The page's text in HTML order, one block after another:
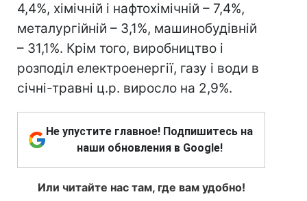
4,4%, хімічній і нафтохімічній – 7,4%,
металургійній – 3,1%, машинобудівній
– 31,1%. Крім того, виробництво і
розподіл електроенергії, газу і води в
січні-травні ц.р. виросло на 2,9%.
Не упустите главное! Подпишитесь на
наши обновления в Google!
Или читайте нас там, где вам удобно!